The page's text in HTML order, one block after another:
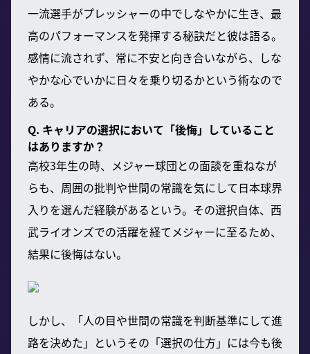
一流選手がプレッシャーの中でしなやかに生き、最
高のパフォーマンスを発揮する秘訣だと彼は語る。
感情に流されず、常に不安と向き合いながら、しな
やかな心でいかに日々を乗り切るかという術なので
ある。
Q. キャリアの選択において「後悔」していること
はありますか？
高校3年生の時、メジャー球団との面談を重ねなが
らも、周囲の批判や世間の常識を気にして日本球界
入りを選んだ経験があるという。その選択自体、西
武ライオンズでの活躍を経てメジャーに至るため、
結果に後悔はない。
しかし、「人の目や世間の常識を判断基準にして進
路を決めた」というその「選択の仕方」には今も後